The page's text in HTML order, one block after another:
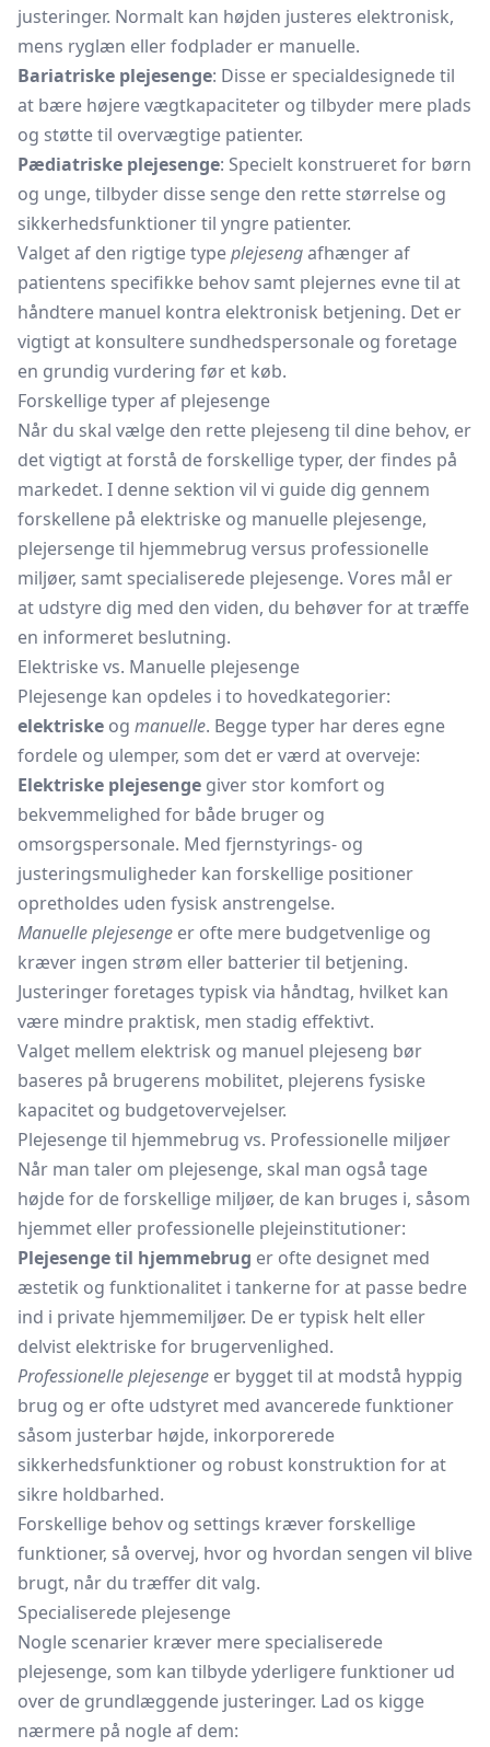
justeringer. Normalt kan højden justeres elektronisk,
mens ryglæn ellerfodplader er manuelle.
Bariatriske plejesenge: Disse er specialdesignede til
at bære højere vægtkapaciteter og tilbyder mere plads
og støtte til overvægtige patienter.
Pædiatriske plejesenge: Specielt konstrueret for børn
og unge, tilbyder disse senge den rette størrelse og
sikkerhedsfunktioner til yngre patienter.
Valget af den rigtige typeplejesengafhænger af
patientens specifikke behov samt plejernes evne til at
håndtere manuel kontra elektronisk betjening. Det er
vigtigt at konsultere sundhedspersonale og foretage
en grundig vurdering før et køb.
Forskellige typer af plejesenge
Når du skal vælge den rette plejeseng til dine behov, er
det vigtigt at forstå de forskellige typer, der findes på
markedet. I denne sektion vil vi guide dig gennem
forskellene på elektriske og manuelle plejesenge,
plejersenge til hjemmebrug versus professionelle
miljøer, samt specialiserede plejesenge. Vores mål er
at udstyre dig med den viden, du behøver for at træffe
en informeret beslutning.
Elektriske vs. Manuelle plejesenge
Plejesenge kan opdeles i to hovedkategorier:
elektriske og manuelle. Begge typer har deres egne
fordele og ulemper, som det er værd at overveje:
Elektriske plejesenge giver stor komfort og
bekvemmelighed for både bruger og
omsorgspersonale. Med fjernstyrings- og
justeringsmuligheder kan forskellige positioner
opretholdes uden fysisk anstrengelse.
Manuelle plejesenge er ofte mere budgetvenlige og
kræver ingen strøm eller batterier til betjening.
Justeringer foretages typisk via håndtag, hvilket kan
være mindre praktisk, men stadig effektivt.
Valget mellem elektrisk og manuel plejeseng bør
baseres på brugerens mobilitet, plejerens fysiske
kapacitet og budgetovervejelser.
Plejesenge til hjemmebrug vs. Professionelle miljøer
Når man taler om plejesenge, skal man også tage
højde for de forskellige miljøer, de kan bruges i, såsom
hjemmet eller professionelle plejeinstitutioner:
Plejesenge til hjemmebrug er ofte designet med
æstetik og funktionalitet i tankerne for at passe bedre
ind i private hjemmemiljøer. De er typisk helt eller
delvist elektriske for brugervenlighed.
Professionelle plejesenge er bygget til at modstå hyppig
brug og er ofte udstyret med avancerede funktioner
såsom justerbar højde, inkorporerede
sikkerhedsfunktioner og robust konstruktion for at
sikre holdbarhed.
Forskellige behov og settings kræver forskellige
funktioner, så overvej, hvor og hvordan sengen vil blive
brugt, når du træffer dit valg.
Specialiserede plejesenge
Nogle scenarier kræver mere specialiserede
plejesenge, som kan tilbyde yderligere funktioner ud
over de grundlæggende justeringer. Lad os kigge
nærmere på nogle af dem: